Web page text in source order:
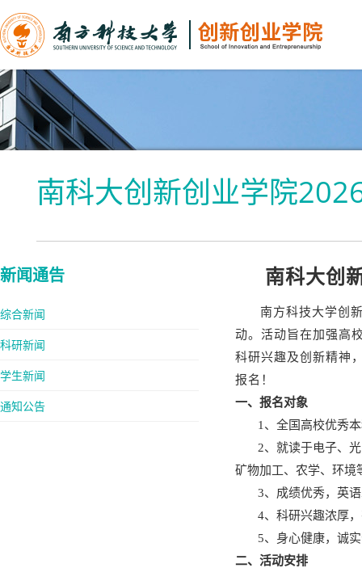
南科大创新创业学院
新闻通告
综合新闻
科研新闻
学生新闻
通知公告
南科大创
南方科技大学创
动。活动旨在加强高
科研兴趣及创新精神
报名！
一、报名对象
1 、全国高校优秀
2、就读于电子、
矿物加工、农学、环境
3、 成绩优秀，英
4、科研兴趣浓厚
5、 身心健康，诚
二、活动安排